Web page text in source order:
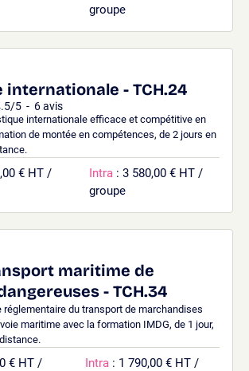
groupe
internationale - TCH.24
/5 - 6avis
internationale efficace et compétitive en
de montée en compétences, de 2 jours en
€ HT /
Intra : 3 580,00 € HT /
groupe
maritime de
- TCH.34
réglementaire du transport de marchandises
maritime avec la formation IMDG, de 1 jour,
€ HT /
Intra : 1 790,00 € HT /